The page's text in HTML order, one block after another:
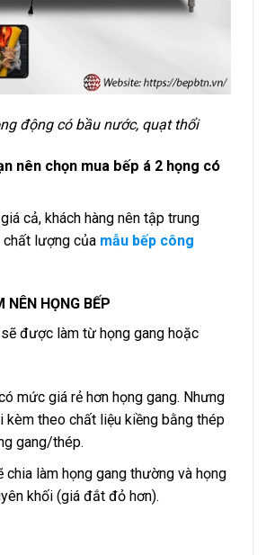
động có bầu nước, quạt thổi
nên chọn mua bếp á 2 họng có
cả, khách hàng nên tập trung
lượng của mẫu bếp công
NÊN HỌNG BẾP
được làm từ họng gang hoặc
mức giá rẻ hơn họng gang. Nhưng
kèm theo chất liệu kiềng bằng thép
gang/thép.
chia làm họng gang thường và họng
khối (giá đắt đỏ hơn).